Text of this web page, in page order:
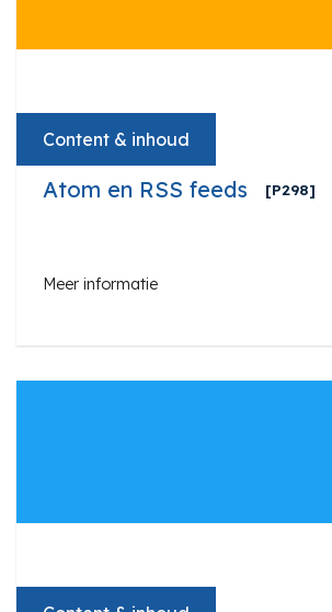
Content & inhoud
Atom en RSS feeds [P298]
Meer informatie